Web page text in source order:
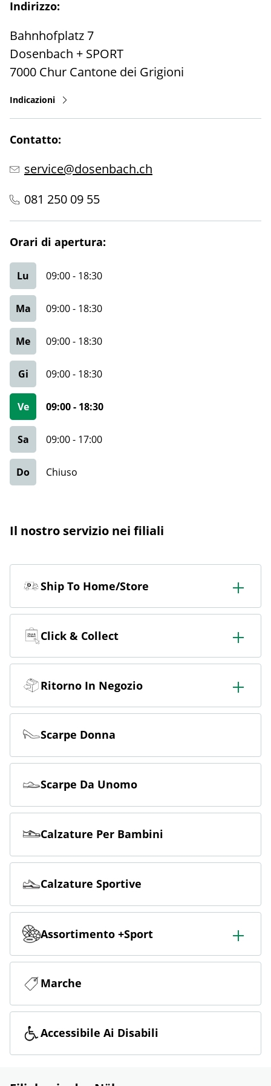
Indirizzo:
Bahnhofplatz 7
Dosenbach + SPORT
7000 Chur Cantone dei Grigioni
Indicazioni
Contatto:
service@dosenbach.ch
081 250 09 55
Orari di apertura:
Lu 09:00- 18:30
Ma 09:00- 18:30
Me 09:00- 18:30
Gi 09:00- 18:30
Ve 09:00- 18:30
Sa 09:00- 17:00
Do Chiuso
Il nostro servizio nei filiali
Ship To Home/Store
Ordinate in negozio e fatevelo consegnare in negozio o
a casa.
Click & Collect
Ordina online e ritira gratuitamente in negozio.
Ritorno In Negozio
Ordinate online e restituite gratuitamente in negozio.
Scarpe Donna
Scarpe Da Unomo
Calzature Per Bambini
Calzature Sportive
Assortimento +Sport
Ampio assortimento di sport, tra cui calcio, outdoor, sci,
fitness e corsa.
Marche
Accessibile Ai Disabili